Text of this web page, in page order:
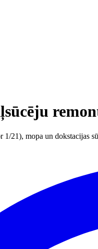
21), mopa un dokstacijas